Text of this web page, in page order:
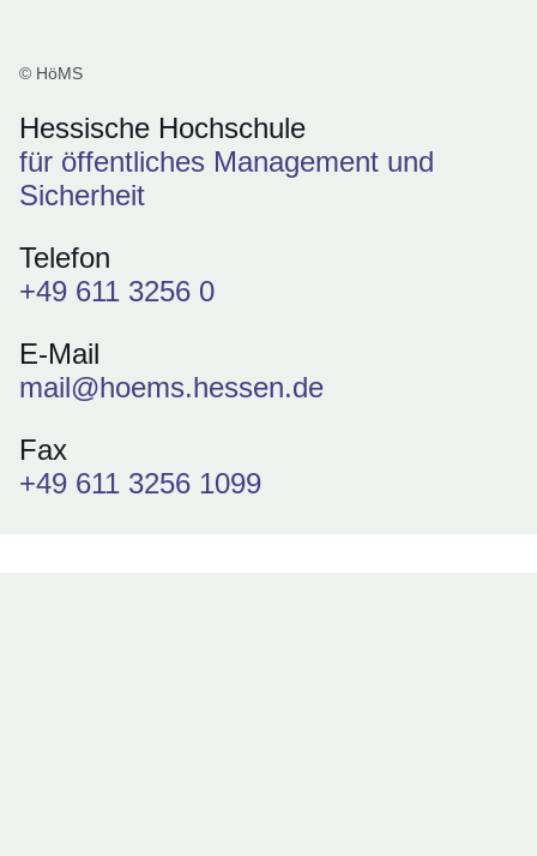
© HöMS
Hessische Hochschule
für öffentliches Management und
Sicherheit
Telefon
+49 611 3256 0
E-Mail
mail@hoems.hessen.de
Fax
+49 611 3256 1099